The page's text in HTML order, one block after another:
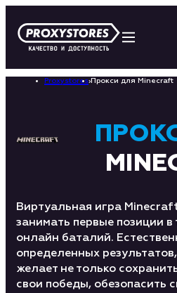
Proxystores› Прокси для Minecraft
Виртуальная игра
занимать первые позиции в
онлайн баталий.
определенных
желает не только
свои победы, обезопасить